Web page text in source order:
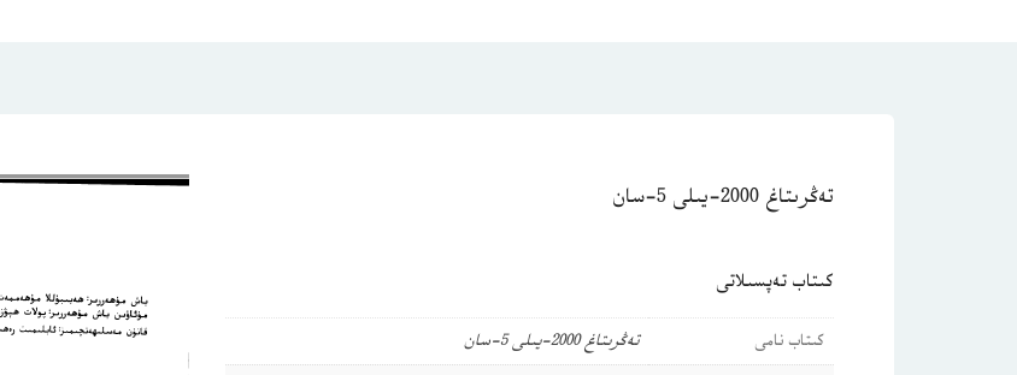
تەڭرىتاغ 2000-يىلى 5-سان
كىتاب تەپسىلاتى
كىتاب نامى
تەڭرىتاغ 2000-يىلى 5-سان